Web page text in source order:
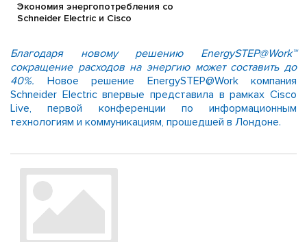
Экономия энергопотребления со
Schneider Electric и Cisco
Благодаря новому решению EnergySTEP@Work™
сокращение расходов на энергию может составить до
40%. Новое решение EnergySTEP@Work компания
Schneider Electric впервые представила в рамках Cisco
Live, первой конференции по информационным
технологиям и коммуникациям, прошедшей в Лондоне.